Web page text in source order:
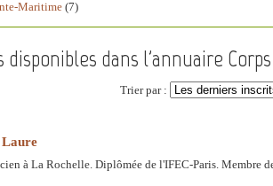
Maritime (7)
disponibles dans l'annuaire
Trier par :
Laure
à La Rochelle. Diplômée de l'IFEC-Paris. Membre